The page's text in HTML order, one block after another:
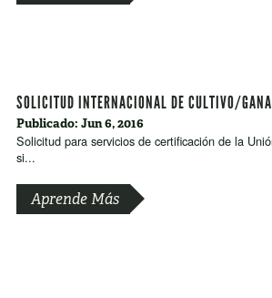
SOLICITUD INTERNACIONAL DE CULTIVO/
Publicado: Jun 6, 2016
Solicitud para servicios de certificación de la
si...
Aprende Más